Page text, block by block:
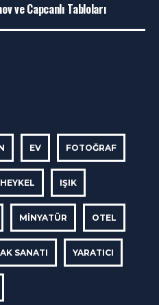
ve Capcanlı Tabloları
EV FOTOĞRAF
HEYKEL IŞIK
MINYATÜR OTEL
SANATI YARATICI